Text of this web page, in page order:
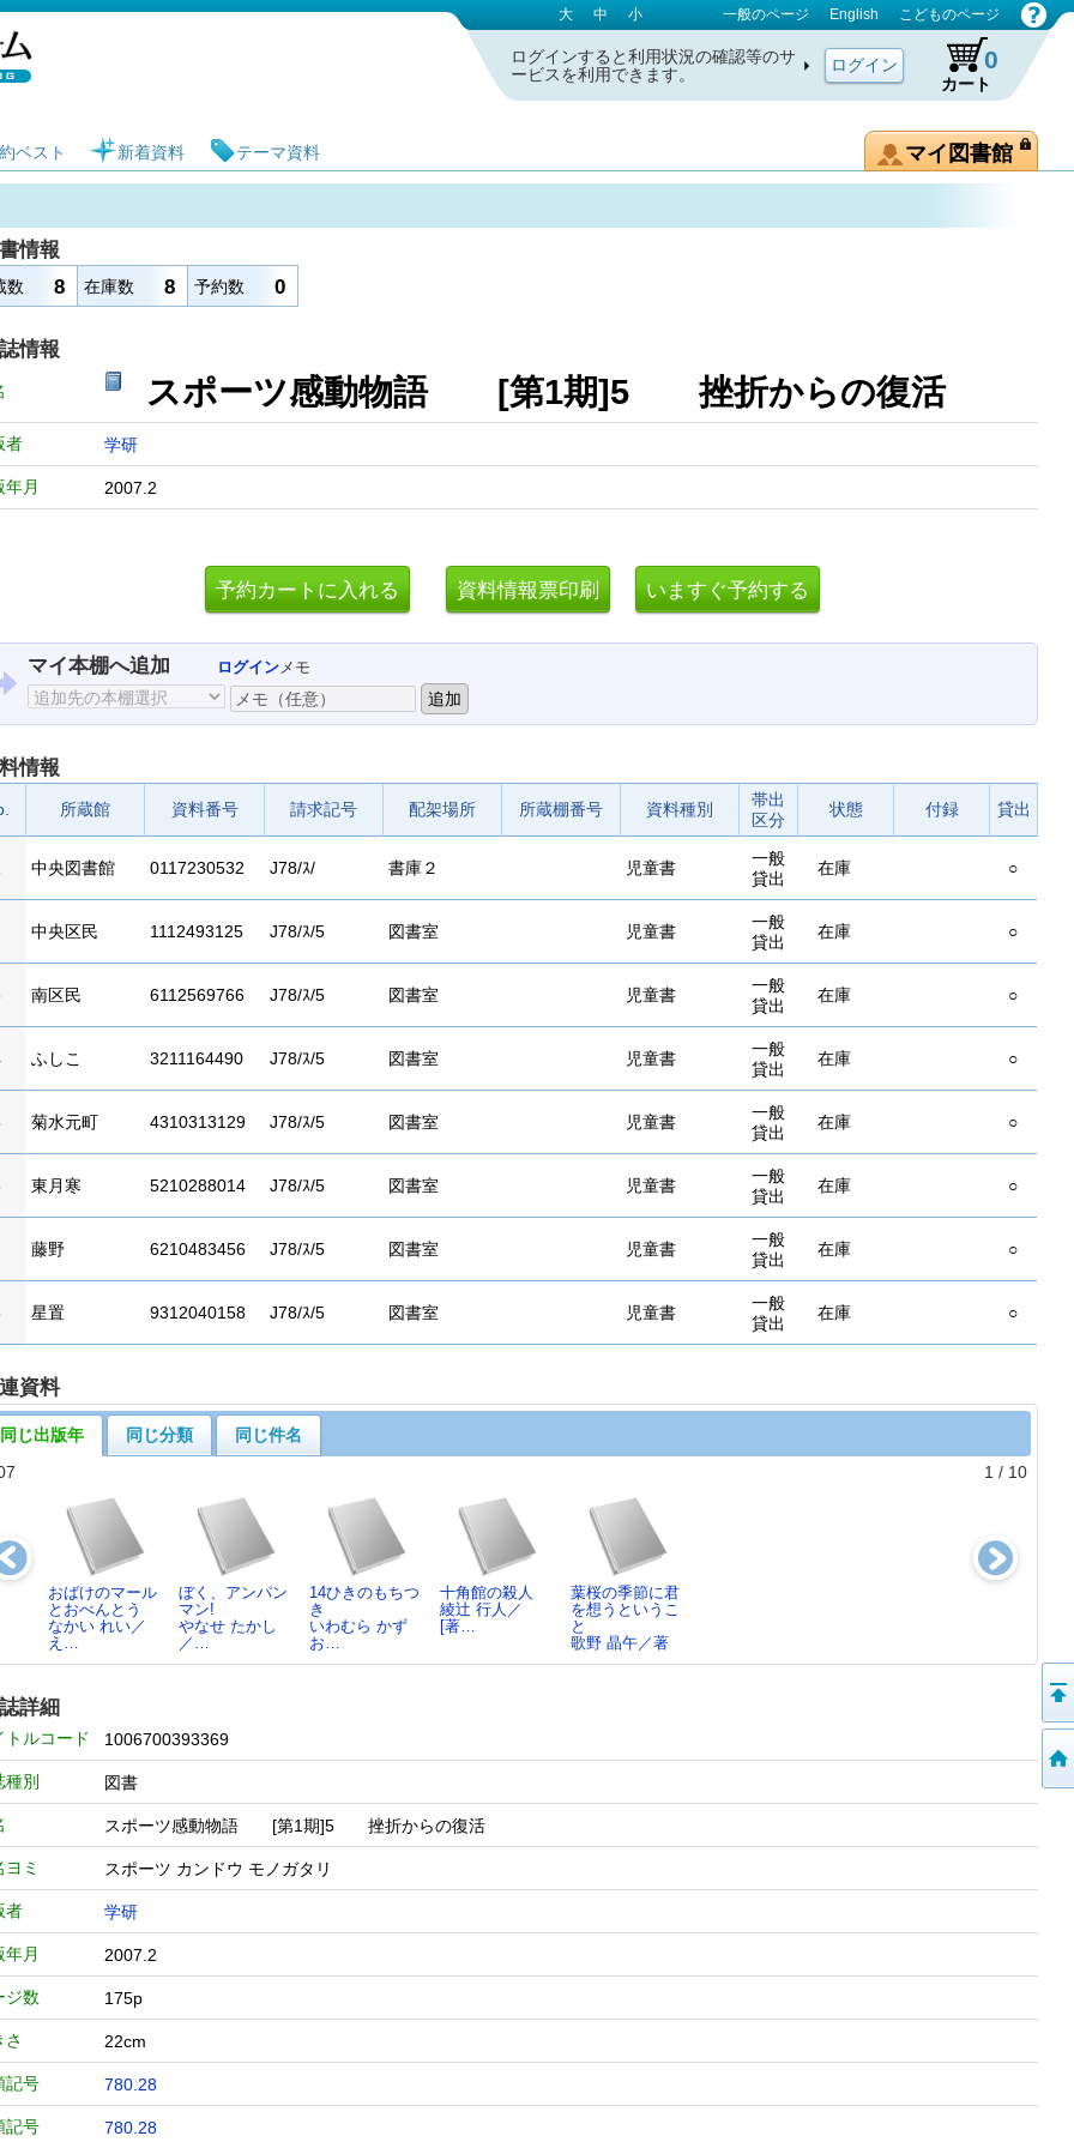
札幌市図書館 蔵書検索・予約システム 大 中 小 一般のページ English こどものページ
ログインすると利用状況の確認等のサ
ービスを利用できます。
カート
0
ベスト 新着資料 テーマ資料 マイ図書館
情報
数 8 在庫数 8 予約数 0
情報
スポーツ感動物語 [第1期]5 挫折からの復活
者 学研
年月 2007.2
マイ本棚へ追加 ログインメモ
情報
所蔵館 資料番号 請求記号 配架場所 所蔵棚番号 資料種別
帯出
区分
状態 付録 貸出
中央図書館 0117230532 J78/ｽ/ 書庫２ 児童書
一般
貸出
在庫 ○
中央区民 1112493125 J78/ｽ/5 図書室 児童書
一般
貸出
在庫 ○
南区民 6112569766 J78/ｽ/5 図書室 児童書
一般
貸出
在庫 ○
ふしこ 3211164490 J78/ｽ/5 図書室 児童書
一般
貸出
在庫 ○
菊水元町 4310313129 J78/ｽ/5 図書室 児童書
一般
貸出
在庫 ○
東月寒 5210288014 J78/ｽ/5 図書室 児童書
一般
貸出
在庫 ○
藤野 6210483456 J78/ｽ/5 図書室 児童書
一般
貸出
在庫 ○
星置 9312040158 J78/ｽ/5 図書室 児童書
一般
貸出
在庫 ○
資料
同じ出版年 同じ分類
同じ件名
1 / 10
おばけのマール
とおべんとう
なかい れい／
え…
ぼく、アンパン
マン!
やなせ たかし
／…
14ひきのもちつ
き
いわむら かず
お…
十角館の殺人
綾辻 行人／
[著…
葉桜の季節に君
を想うというこ
と
歌野 晶午／著
詳細
トルコード 1006700393369
種別 図書
スポーツ感動物語 [第1期]5 挫折からの復活
ヨミ スポーツ カンドウ モノガタリ
者 学研
年月 2007.2
ジ数 175p
さ 22cm
記号 780.28
記号 780.28